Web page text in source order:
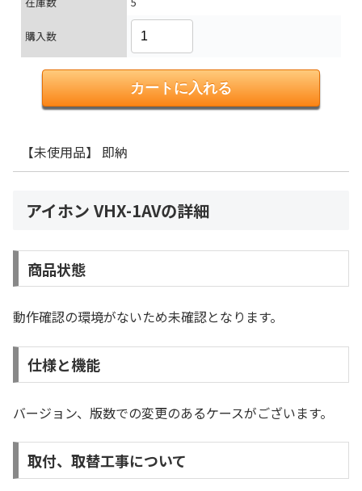
購入数
【未使用品】 即納
アイホン VHX-1AVの詳細
商品状態
動作確認の環境がないため未確認となります。
仕様と機能
バージョン、版数での変更のあるケースがございます。
取付、取替工事について